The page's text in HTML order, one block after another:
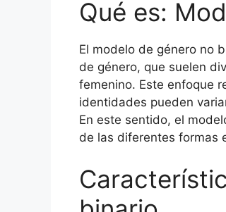
Qué es:
El modelo de género no
de género, que suelen
femenino. Este enfoque
identidades pueden
En este sentido, el
de las diferentes formas